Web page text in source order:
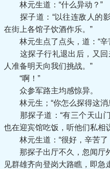
林元生道：“什么异动？”
探子道：“以往连敌人的影
在街上各馆子饮酒作乐。”
林元生点了点头，道：“辛
这探子行礼退出后，又回
人准备明天向我们挑战。”
“啊！”
众参军路主均感惊异。
林元生；“你怎么探得这消
那探子道：“有三个天山门
也在迎宾馆吃饭，听他们私相
林元生道：“很好，辛苦了
那探子出厅不久，忽闻厅外
见群雄齐向登岗大路瞧，即